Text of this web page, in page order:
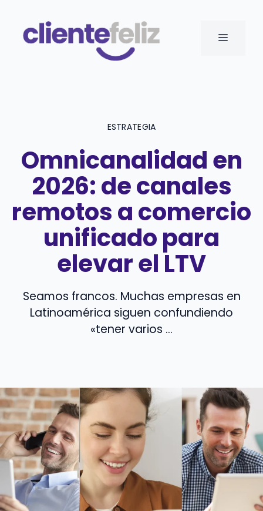
contenido
MENÚ
ESTRATEGIA
Omnicanalidad en
2026: de canales
remotos a comercio
unificado para
elevar el LTV
Seamos francos. Muchas empresas en
Latinoamérica siguen confundiendo
«tener varios ...